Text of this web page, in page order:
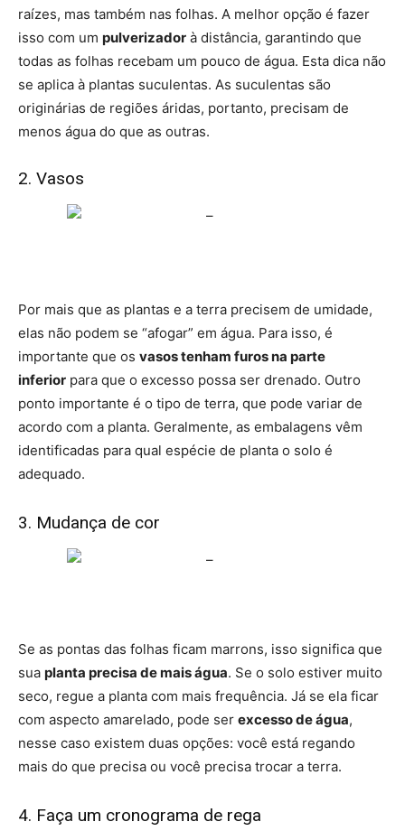
raízes, mas também nas folhas. A melhor opção é fazer
isso com um pulverizador à distância, garantindo que
todas as folhas recebam um pouco de água. Esta dica não
se aplica à plantas suculentas. As suculentas são
originárias de regiões áridas, portanto, precisam de
menos água do que as outras.
2. Vasos
Por mais que as plantas e a terra precisem de umidade,
elas não podem se “afogar” em água. Para isso, é
importante que os vasos tenham furos na parte
inferior para que o excesso possa ser drenado. Outro
ponto importante é o tipo de terra, que pode variar de
acordo com a planta. Geralmente, as embalagens vêm
identificadas para qual espécie de planta o solo é
adequado.
3. Mudança de cor
Se as pontas das folhas ficam marrons, isso significa que
sua planta precisa de mais água. Se o solo estiver muito
seco, regue a planta com mais frequência. Já se ela ficar
com aspecto amarelado, pode ser excesso de água,
nesse caso existem duas opções: você está regando
mais do que precisa ou você precisa trocar a terra.
4. Faça um cronograma de rega